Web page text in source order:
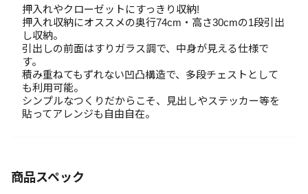
押入れやクローゼットにすっきり収納!
押入れ収納にオススメの奥行74cm・高さ30cmの1段引出
し収納。
引出しの前面はすりガラス調で、中身が見える仕様で
す。
積み重ねてもずれない凹凸構造で、多段チェストとして
も利用可能。
シンプルなつくりだからこそ、見出しやステッカー等を
貼ってアレンジも自由自在。
商品スペック